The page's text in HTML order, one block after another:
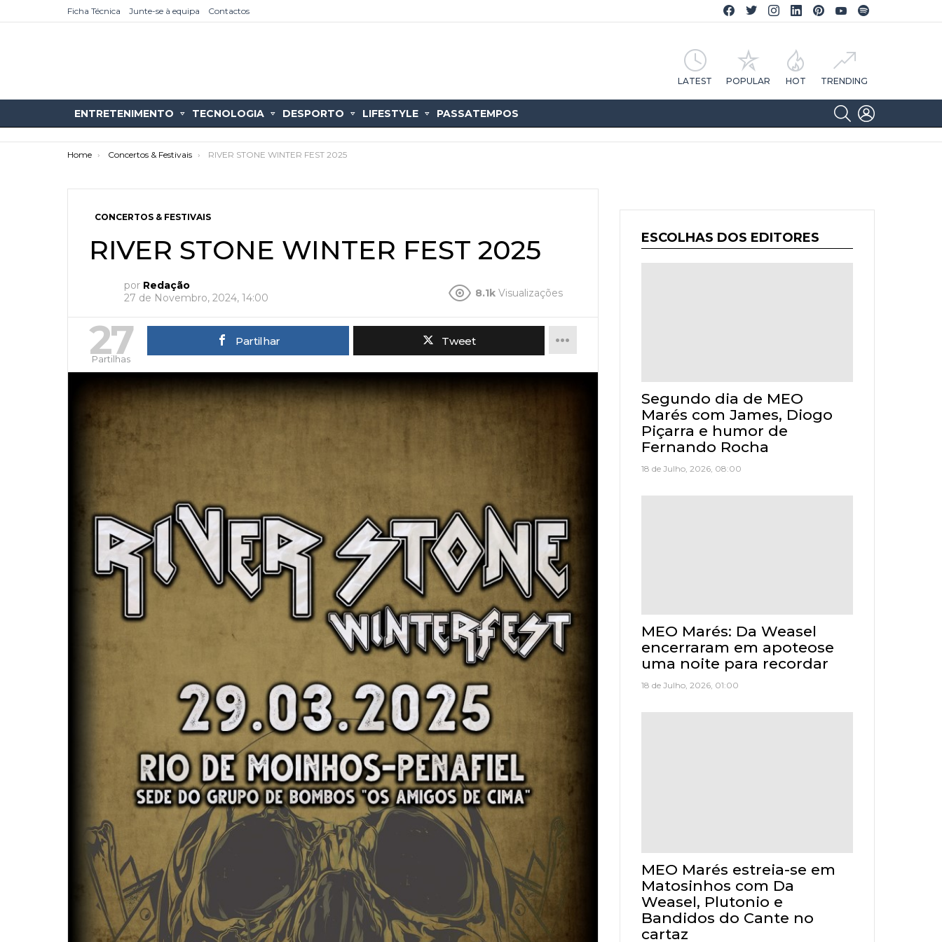
Ficha Técnica Junte-se à equipa Contactos
Facebook CA Notícias
Twitter CA Notícias
Instagram CA Notícias
Linkedin CA Notícias
Pinterest CA Notícias
YouTube CA Notícias
LATEST POPULAR HOT TRENDING
ENTRETENIMENTO TECNOLOGIA DESPORTO LIFESTYLE PASSATEMPOS
SEARCH
You are here:
Home Concertos & Festivais RIVER STONE WINTER FEST 2025
CONCERTOS & FESTIVAIS
RIVER STONE WINTER FEST 2025
por Redação
27 de Novembro, 2024, 14:00
8.1k Visualizações
27
Partilhas
Partilhar Tweet
ESCOLHAS DOS EDITORES
Segundo dia de MEO
Marés com James, Diogo
Piçarra e humor de
Fernando Rocha
18 de Julho, 2026, 08:00
MEO Marés: Da Weasel
encerraram em apoteose
uma noite para recordar
18 de Julho, 2026, 01:00
MEO Marés estreia-se em
Matosinhos com Da
Weasel, Plutonio e
Bandidos do Cante no
cartaz